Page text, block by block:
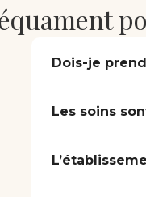
Dois-je
Les soins